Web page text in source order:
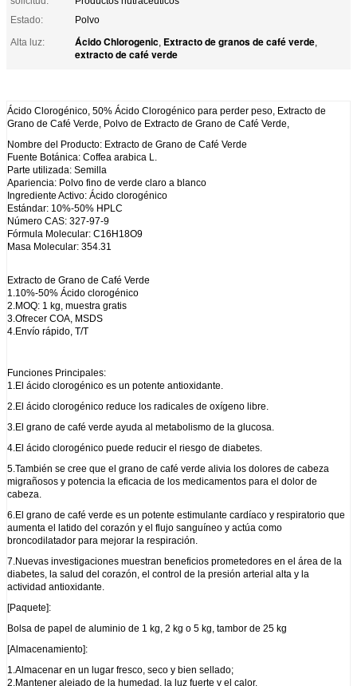
Estado:
Polvo
Alta luz:
Ácido Chlorogenic, Extracto de granos de café verde,
extracto de café verde
Ácido Clorogénico, 50% Ácido Clorogénico para perder peso, Extracto de
Grano de Café Verde, Polvo de Extracto de Grano de Café Verde,
Nombre del Producto: Extracto de Grano de Café Verde
Fuente Botánica: Coffea arabica L.
Parte utilizada: Semilla
Apariencia: Polvo fino de verde claro a blanco
Ingrediente Activo: Ácido clorogénico
Estándar: 10%-50% HPLC
Número CAS: 327-97-9
Fórmula Molecular: C16H18O9
Masa Molecular: 354.31
Extracto de Grano de Café Verde
1.10%-50% Ácido clorogénico
2.MOQ: 1 kg, muestra gratis
3.Ofrecer COA, MSDS
4.Envío rápido, T/T
Funciones Principales:
1.El ácido clorogénico es un potente antioxidante.
2.El ácido clorogénico reduce los radicales de oxígeno libre.
3.El grano de café verde ayuda al metabolismo de la glucosa.
4.El ácido clorogénico puede reducir el riesgo de diabetes.
5.También se cree que el grano de café verde alivia los dolores de cabeza
migrañosos y potencia la eficacia de los medicamentos para el dolor de
cabeza.
6.El grano de café verde es un potente estimulante cardíaco y respiratorio que
aumenta el latido del corazón y el flujo sanguíneo y actúa como
broncodilatador para mejorar la respiración.
7.Nuevas investigaciones muestran beneficios prometedores en el área de la
diabetes, la salud del corazón, el control de la presión arterial alta y la
actividad antioxidante.
[Paquete]:
Bolsa de papel de aluminio de 1 kg, 2 kg o 5 kg, tambor de 25 kg
[Almacenamiento]:
1.Almacenar en un lugar fresco, seco y bien sellado;
2.Mantener alejado de la humedad, la luz fuerte y el calor.